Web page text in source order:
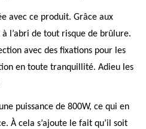
avec ce produit. Grâce aux
à l’abri de tout risque de brûlure.
avec des fixations pour les
en toute tranquillité. Adieu les
puissance de 800W, ce qui en
À cela s’ajoute le fait qu’il soit